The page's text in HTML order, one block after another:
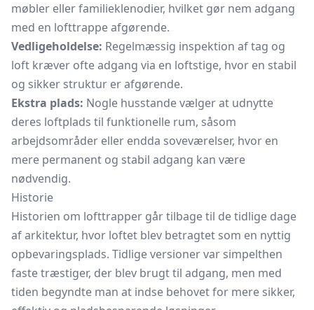
møbler eller familieklenodier, hvilket gør nem adgang
med en lofttrappe afgørende.
Vedligeholdelse: Regelmæssig inspektion af tag og
loft kræver ofte adgang via en loftstige, hvor en stabil
og sikker struktur er afgørende.
Ekstra plads: Nogle husstande vælger at udnytte
deres loftplads til funktionelle rum, såsom
arbejdsområder eller endda soveværelser, hvor en
mere permanent og stabil adgang kan være
nødvendig.
Historie
Historien om lofttrapper går tilbage til de tidlige dage
af arkitektur, hvor loftet blev betragtet som en nyttig
opbevaringsplads. Tidlige versioner var simpelthen
faste træstiger, der blev brugt til adgang, men med
tiden begyndte man at indse behovet for mere sikker,